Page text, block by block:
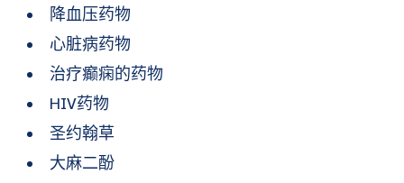
降血压药物
心脏病药物
治疗癫痫的药物
HIV药物
圣约翰草
大麻二酚